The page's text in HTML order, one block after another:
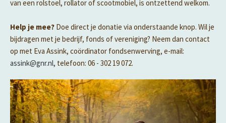
van een rolstoel, rollator of scootmobiel, is ontzettend welkom.
Help je mee? Doe direct je donatie via onderstaande knop. Wil je
bijdragen met je bedrijf, fonds of vereniging? Neem dan contact
op met Eva Assink, coördinator fondsenwerving, e-mail:
assink@gnr.nl, telefoon: 06 - 302 19 072.